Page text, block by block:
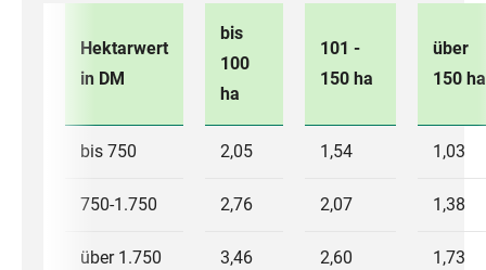
Hektarwert
in DM
bis
100
ha
101 -
150 ha
über
150 ha
bis 750 2,05 1,54 1,03
750-1.750 2,76 2,07 1,38
über 1.750 3,46 2,60 1,73